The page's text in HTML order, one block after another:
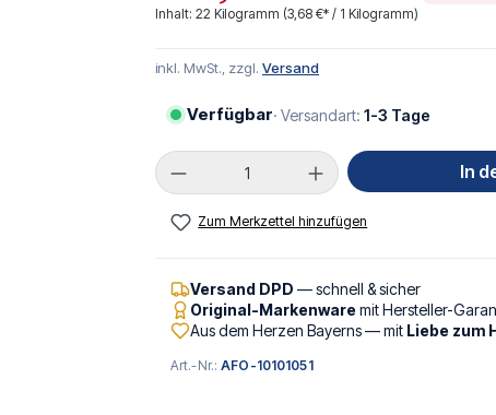
Inhalt: 22 Kilogramm (3,68 €* / 1 Kilogramm)
inkl. MwSt., zzgl. Versand
Verfügbar· Versandart: 1-3 Tage
Produkt Anzahl: Gib den In
Zum Merkzettel hinzufügen
Versand DPD — schnell & sicher
Original-Markenwaremit Hersteller-
Aus dem Herzen Bayerns — mit Liebe zum
Art.-Nr.:AFO-10101051